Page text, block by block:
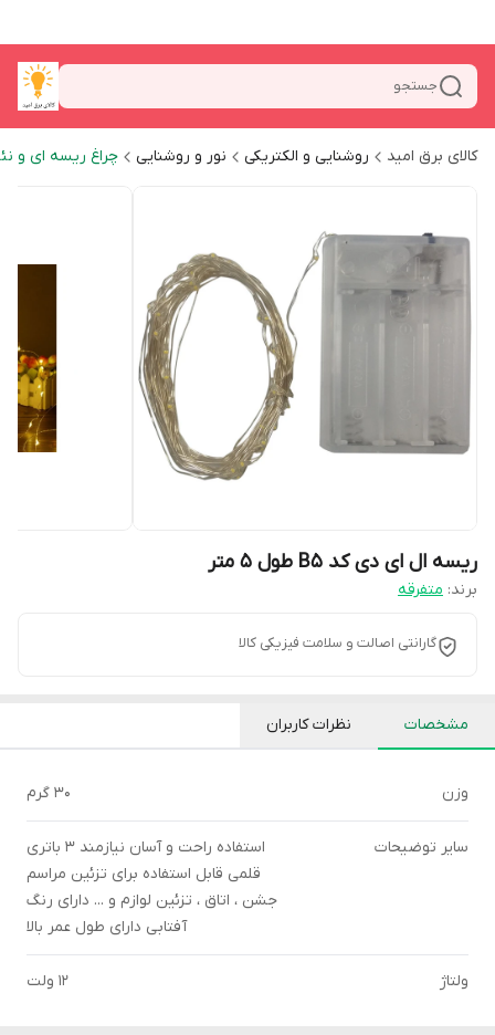
جستجو
کالای برق امید روشنایی و الکتریکی نور و روشنایی چراغ ریسه ای و
ریسه ال ای دی کد B5 طول 5 متر
برند: متفرقه
گارانتی اصالت و سلامت فیزیکی کالا
مشخصات نظرات کاربران
وزن 30 گرم
سایر توضیحات
استفاده راحت و آسان نیازمند 3 باتری
قلمی قابل استفاده برای تزئین مراسم
جشن ، اتاق ، تزئین لوازم و ... دارای رنگ
آفتابی دارای طول عمر بالا
ولتاژ 12 ولت